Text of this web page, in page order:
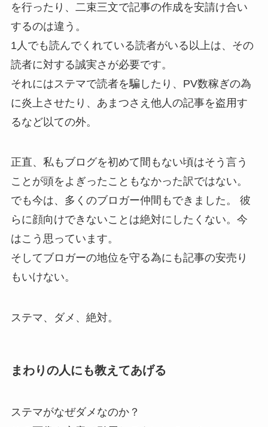
を行ったり、二束三文で記事の作成を安請け合い
するのは違う。
1人でも読んでくれている読者がいる以上は、その
読者に対する誠実さが必要です。
それにはステマで読者を騙したり、PV数稼ぎの為
に炎上させたり、あまつさえ他人の記事を盗用す
るなど以ての外。
正直、私もブログを初めて間もない頃はそう言う
ことが頭をよぎったこともなかった訳ではない。
でも今は、多くのブロガー仲間もできました。 彼
らに顔向けできないことは絶対にしたくない。今
はこう思っています。
そしてブロガーの地位を守る為にも記事の安売り
もいけない。
ステマ、ダメ、絶対。
まわりの人にも教えてあげる
ステマがなぜダメなのか？